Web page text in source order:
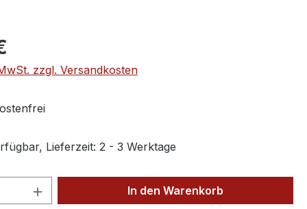
zzgl. Versandkosten
Lieferzeit: 2 - 3 Werktage
Gib den gewünschten Wert
In den Warenkorb